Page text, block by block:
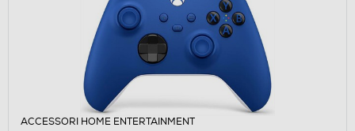
ACCESSORI HOME ENTERTAINMENT